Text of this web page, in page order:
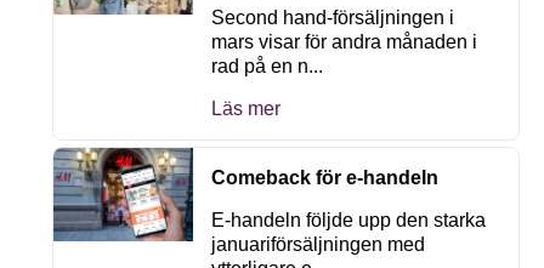
Second hand-försäljningen i
mars visar för andra månaden i
rad på en n...
Läs mer
Comeback för e-handeln
E-handeln följde upp den starka
januariförsäljningen med